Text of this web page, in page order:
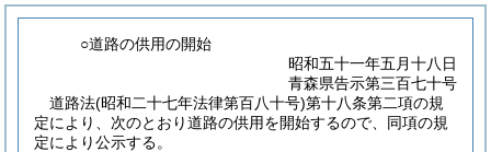
○道路の供用の開始
昭和五十一年五月十八日
青森県告示第三百七十号
道路法(昭和二十七年法律第百八十号)第十八条第二項の規
定により、次のとおり道路の供用を開始するので、同項の規
定により公示する。